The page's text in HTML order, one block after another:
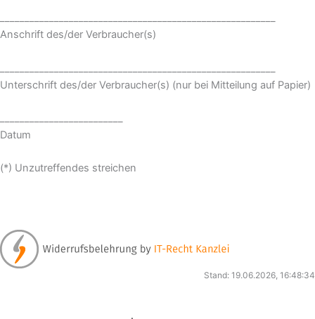
Anschrift des/der Verbraucher(s)
Unterschrift des/der Verbraucher(s) (nur bei Mitteilung auf Papier)
Datum
(*) Unzutreffendes streichen
Stand: 19.06.2026, 16:48:34